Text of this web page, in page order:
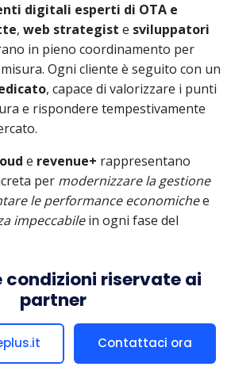
digitali esperti di OTA e
, web strategist e sviluppatori
in pieno coordinamento per
Ogni cliente è seguito con un
, capace di valorizzare i punti
e rispondere tempestivamente
e revenue+ rappresentano
per modernizzare la gestione
le performance economichee
impeccabilein ogni fase del
condizioni riservate ai
partner
Contattaci ora